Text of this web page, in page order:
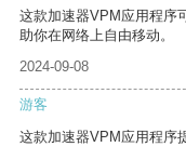
这款加速器VPM应用程序
助你在网络上自由移动。
2024-09-08
游客
这款加速器VPM应用程序